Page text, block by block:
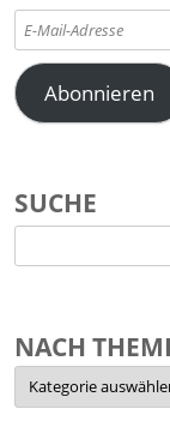
E-
Mail-
Adresse
Abonnieren
SUCHE
nach:
NACH
Nach
Themen
sortiert